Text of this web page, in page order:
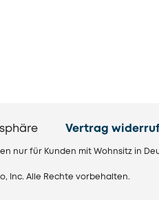
Vertrag
nur für Kunden mit Wohnsitz in
Inc. Alle Rechte vorbehalten.